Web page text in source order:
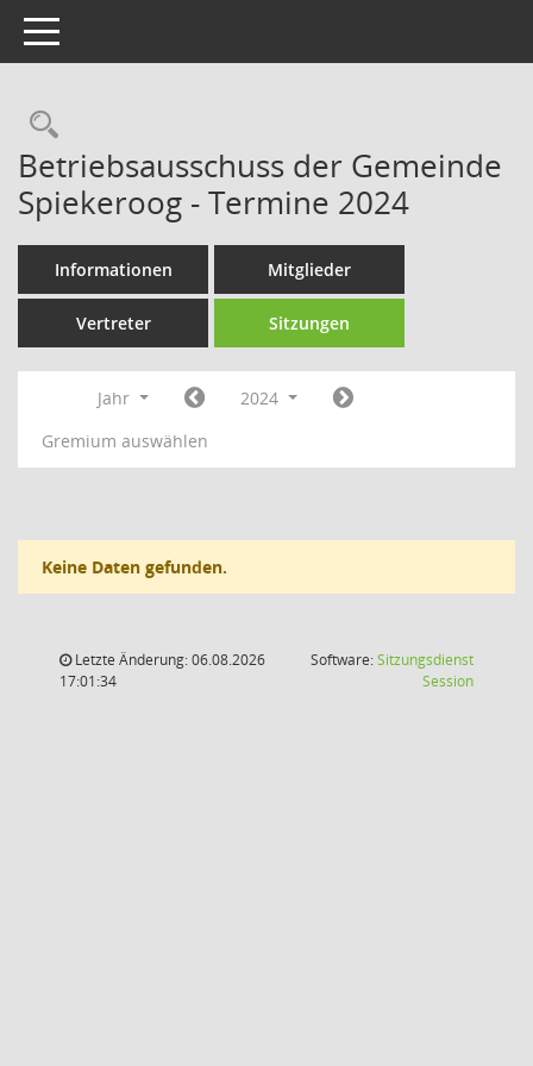
Toggle navigation
Rechercheauswahl
Betriebsausschuss der Gemeinde
Spiekeroog - Termine 2024
Informationen Mitglieder
Vertreter Sitzungen
Jahr
2024
Gremium auswählen
Keine Daten gefunden.
Letzte Änderung: 06.08.2026
17:01:34
Software:Sitzungsdienst
Session(Wird in